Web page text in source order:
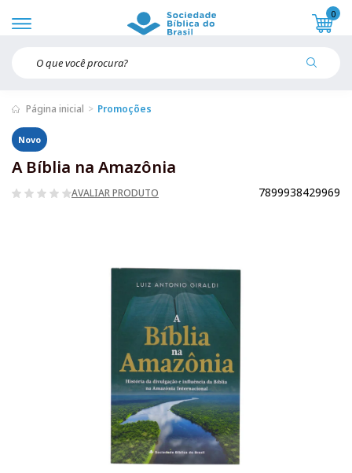
0
Página inicial Promoções
Novo
A Bíblia na Amazônia
AVALIAR PRODUTO 7899938429969